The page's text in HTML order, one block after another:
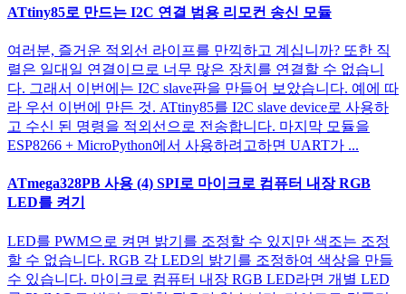
ATtiny85로 만드는 I2C 연결 범용 리모컨 송신 모듈
여러분, 즐거운 적외선 라이프를 만끽하고 계십니까? 또한 직
렬은 일대일 연결이므로 너무 많은 장치를 연결할 수 없습니
다. 그래서 이번에는 I2C slave판을 만들어 보았습니다. 예에 따
라 우선 이번에 만든 것. ATtiny85를 I2C slave device로 사용하
고 수신 된 명령을 적외선으로 전송합니다. 마지막 모듈을
ESP8266 + MicroPython에서 사용하려고하면 UART가 ...
ATmega328PB 사용 (4) SPI로 마이크로 컴퓨터 내장 RGB
LED를 켜기
LED를 PWM으로 켜면 밝기를 조정할 수 있지만 색조는 조정
할 수 없습니다. RGB 각 LED의 밝기를 조정하여 색상을 만들
수 있습니다. 마이크로 컴퓨터 내장 RGB LED라면 개별 LED